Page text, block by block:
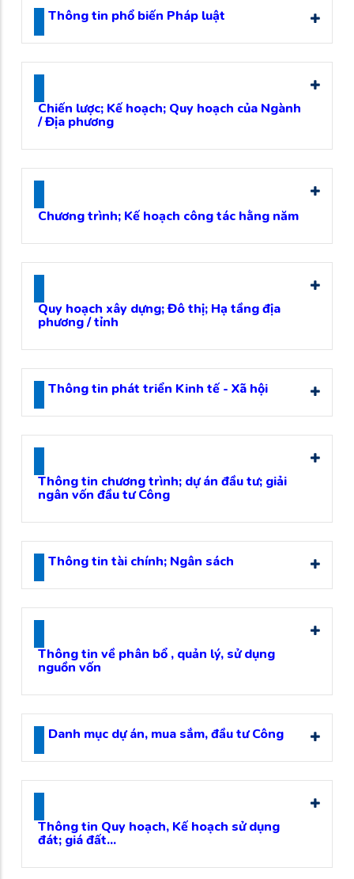
Thông tin phổ biến Pháp luật
Chiến lược; Kế hoạch; Quy hoạch của Ngành
/ Địa phương
Chương trình; Kế hoạch công tác hằng năm
Quy hoạch xây dựng; Đô thị; Hạ tầng địa
phương / tỉnh
Thông tin phát triển Kinh tế - Xã hội
Thông tin chương trình; dự án đầu tư; giải
ngân vốn đầu tư Công
Thông tin tài chính; Ngân sách
Thông tin về phân bổ , quản lý, sử dụng
nguồn vốn
Danh mục dự án, mua sắm, đầu tư Công
Thông tin Quy hoạch, Kế hoạch sử dụng
đát; giá đất...